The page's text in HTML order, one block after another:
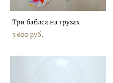
Три баблса на грузах
5 600 pуб.